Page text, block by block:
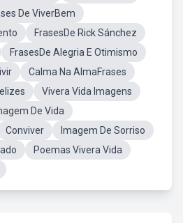
De ViverBem
FrasesDe Rick Sánchez
FrasesDe Alegria E Otimismo
Calma Na AlmaFrases
Vivera Vida Imagens
De Vida
Conviver
Imagem De Sorriso
Poemas Vivera Vida